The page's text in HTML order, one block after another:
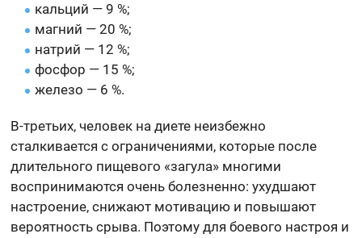
кальций — 9 %;
магний — 20 %;
натрий — 12 %;
фосфор — 15 %;
железо — 6 %.
В-третьих, человек на диете неизбежно
сталкивается с ограничениями, которые после
длительного пищевого «загула» многими
воспринимаются очень болезненно: ухудшают
настроение, снижают мотивацию и повышают
вероятность срыва. Поэтому для боевого настроя и